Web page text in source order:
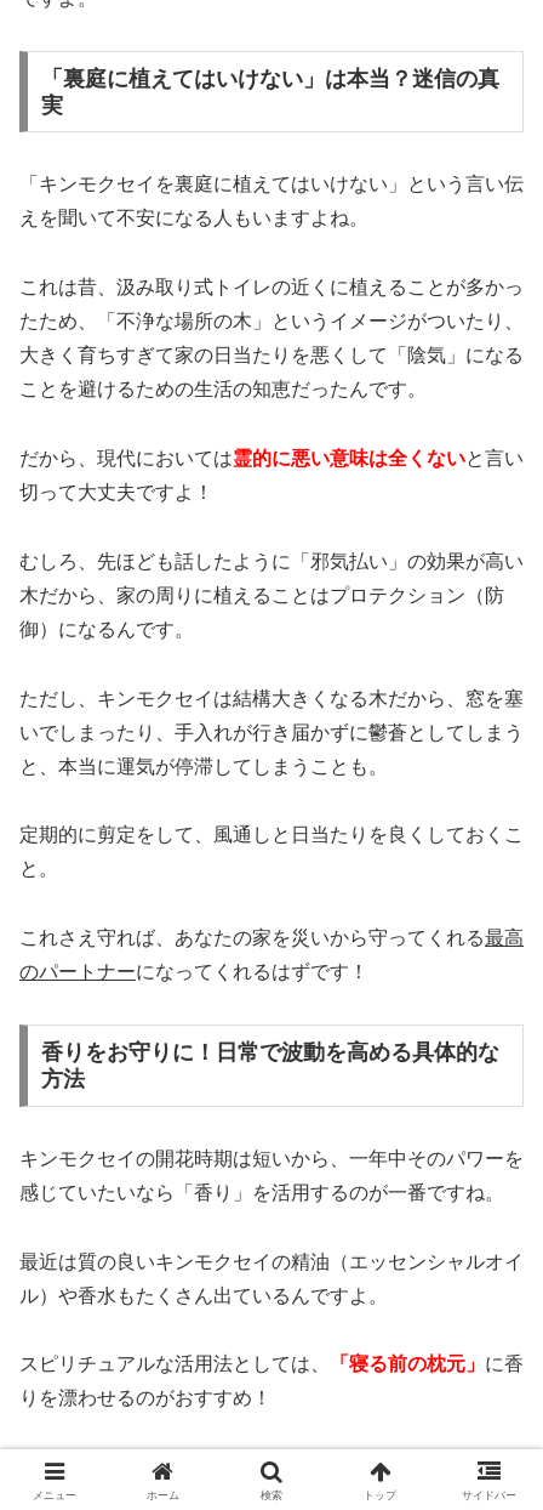
「裏庭に植えてはいけない」は本当？迷信の真
実
「キンモクセイを裏庭に植えてはいけない」という言い伝
えを聞いて不安になる人もいますよね。
これは昔、汲み取り式トイレの近くに植えることが多かっ
たため、「不浄な場所の木」というイメージがついたり、
大きく育ちすぎて家の日当たりを悪くして「陰気」になる
ことを避けるための生活の知恵だったんです。
だから、現代においては霊的に悪い意味は全くないと言い
切って大丈夫ですよ！
むしろ、先ほども話したように「邪気払い」の効果が高い
木だから、家の周りに植えることはプロテクション（防
御）になるんです。
ただし、キンモクセイは結構大きくなる木だから、窓を塞
いでしまったり、手入れが行き届かずに鬱蒼としてしまう
と、本当に運気が停滞してしまうことも。
定期的に剪定をして、風通しと日当たりを良くしておくこ
と。
これさえ守れば、あなたの家を災いから守ってくれる最高
のパートナーになってくれるはずです！
香りをお守りに！日常で波動を高める具体的な
方法
キンモクセイの開花時期は短いから、一年中そのパワーを
感じていたいなら「香り」を活用するのが一番ですね。
最近は質の良いキンモクセイの精油（エッセンシャルオイ
ル）や香水もたくさん出ているんですよ。
スピリチュアルな活用法としては、 「寝る前の枕元」 に香
りを漂わせるのがおすすめ！
寝ている間は潜在意識がオープンになる時間帯だから、こ
の高波動の香りに包まれて眠ることで、魂のメンテナンス
メニュー ホーム 検索 トップ サイドバー